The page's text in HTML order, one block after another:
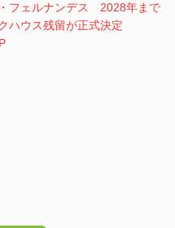
フェルナンデス 2028年まで
ハウス残留が正式決定